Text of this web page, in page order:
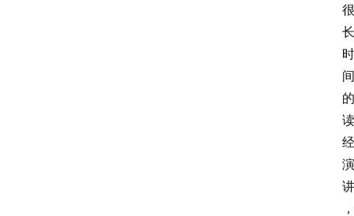
很
长
时
间
的
读
经
演
讲
，